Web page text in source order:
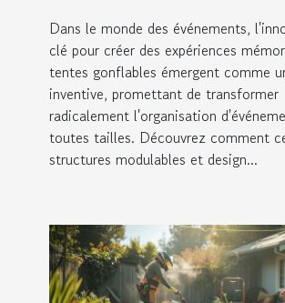
Dans le monde des événements,
clé pour créer des expériences
tentes gonflables émergent comme
inventive, promettant de transformer
radicalement l'organisation
toutes tailles. Découvrez comment
structures modulables et design...